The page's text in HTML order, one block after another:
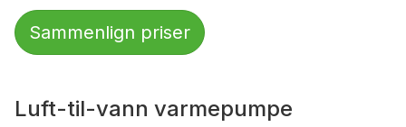
Sammenlign priser
Luft-til-vann varmepumpe